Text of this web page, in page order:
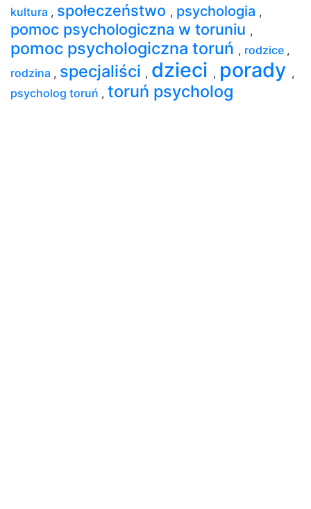
kultura , społeczeństwo , psychologia ,
pomoc psychologiczna w toruniu ,
pomoc psychologiczna toruń , rodzice ,
rodzina , specjaliści , dzieci , porady ,
psycholog toruń , toruń psycholog